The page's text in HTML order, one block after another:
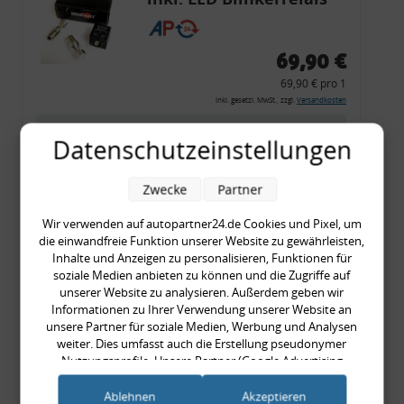
CF 14
69,90 €
69,90 € pro 1
inkl. gesetzl. MwSt., zzgl. Versandkosten
Merkzettel
Rückleuchtenband mit
Blinker, rot, US-Ecken,
Audi 80 Cabrio, Typ 89,
OE-Nr.: 8G0945225 +
8G0945225C
999,99 €
999,99 € pro 1
inkl. gesetzl. MwSt., zzgl.
Datenschutzeinstellungen
Wir verwenden auf autopartner24.de Cookies und Pixel, um
die einwandfreie Funktion unserer Website zu gewährleisten,
Inhalte und Anzeigen zu personalisieren, Funktionen für
soziale Medien anbieten zu können und die Zugriffe auf
unserer Website zu analysieren. Außerdem geben wir
Informationen zu Ihrer Verwendung unserer Website an
unsere Partner für soziale Medien, Werbung und Analysen
weiter. Dies umfasst auch die Erstellung pseudonymer
Nutzungsprofile. Unsere Partner (Google Advertising
Products) führen diese Informationen möglicherweise mit
weiteren Daten zusammen, die Sie ihnen bereitgestellt haben
Zwecke Partner
Ablehnen Akzeptieren